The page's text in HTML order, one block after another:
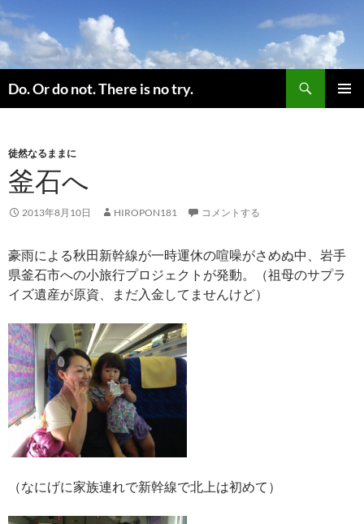
コ
ン
テ
ン
ツ
へ
キ
プ
Do. Or do not. There is no try.
索
徒然なるままに
釜石へ
2013年8月10日 HIROPON181 コメントする
豪雨による秋田新幹線が一時運休の喧噪がさめぬ中、岩手
県釜石市への小旅行プロジェクトが発動。（祖母のサプラ
イズ遺産が原資、まだ入金してませんけど）
（なにげに家族連れで新幹線で北上は初めて）